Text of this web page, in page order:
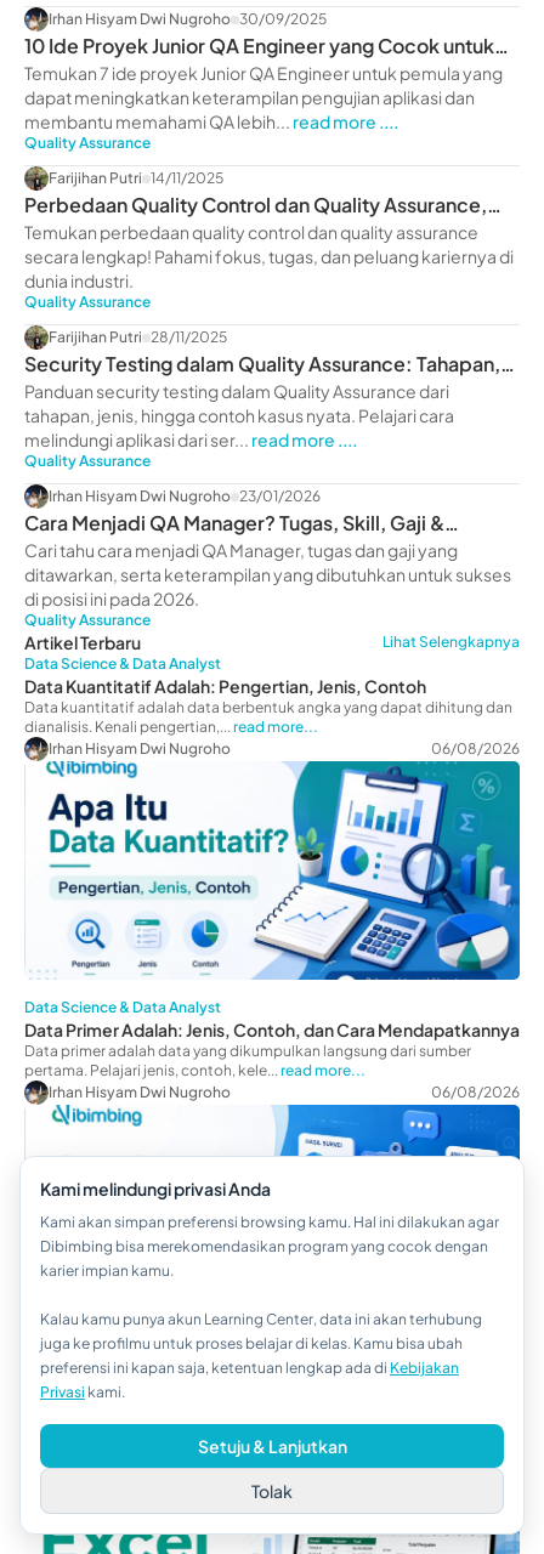
Irhan Hisyam Dwi Nugroho 30/09/2025
10 Ide Proyek Junior QA Engineer yang Cocok untuk
Pemula
Temukan 7 ide proyek Junior QA Engineer untuk pemula yang
dapat meningkatkan keterampilan pengujian aplikasi dan
membantu memahami QA lebih... read more ....
Quality Assurance
Farijihan Putri 14/11/2025
Perbedaan Quality Control dan Quality Assurance,
Lengkap!
Temukan perbedaan quality control dan quality assurance
secara lengkap! Pahami fokus, tugas, dan peluang kariernya di
dunia industri.
Quality Assurance
Farijihan Putri 28/11/2025
Security Testing dalam Quality Assurance: Tahapan,
Jenis, & Contoh
Panduan security testing dalam Quality Assurance dari
tahapan, jenis, hingga contoh kasus nyata. Pelajari cara
melindungi aplikasi dari ser... read more ....
Quality Assurance
Irhan Hisyam Dwi Nugroho 23/01/2026
Cara Menjadi QA Manager? Tugas, Skill, Gaji &
Langkah-langkah
Cari tahu cara menjadi QA Manager, tugas dan gaji yang
ditawarkan, serta keterampilan yang dibutuhkan untuk sukses
di posisi ini pada 2026.
Quality Assurance
Artikel Terbaru
Lihat Selengkapnya
Data Science & Data Analyst
Data Kuantitatif Adalah: Pengertian, Jenis, Contoh
Data kuantitatif adalah data berbentuk angka yang dapat dihitung dan
dianalisis. Kenali pengertian,...read more...
Irhan Hisyam Dwi Nugroho
06/08/2026
Data Science & Data Analyst
Data Primer Adalah: Jenis, Contoh, dan Cara Mendapatkannya
Data primer adalah data yang dikumpulkan langsung dari sumber
pertama. Pelajari jenis, contoh, kele...read more...
Irhan Hisyam Dwi Nugroho
06/08/2026
Data Science & Data Analyst
Belajar Excel untuk Data Analyst: Rumus & Tips Sukses Kerja
Belajar Excel untuk data analyst mulai dari rumus penting, tips belajar,
06/08/2026
Hi!👋
Kalau kamu butuh bantuan,
Kami melindungi privasi Anda
Kami akan simpan preferensi browsing kamu. Hal ini dilakukan agar
Dibimbing bisa merekomendasikan program yang cocok dengan
karier impian kamu.
Kalau kamu punya akun Learning Center, data ini akan terhubung
juga ke profilmu untuk proses belajar di kelas. Kamu bisa ubah
preferensi ini kapan saja, ketentuan lengkap ada di Kebijakan
Privasi kami.
Tolak
Setuju & Lanjutkan